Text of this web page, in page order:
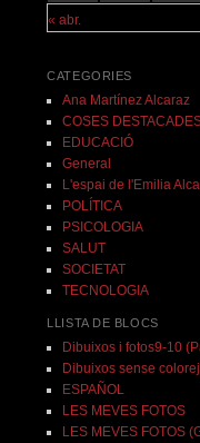
« abr.
CATEGORIES
Ana Martínez Alcaraz
COSES
EDUCACIÓ
General
L'espai de l'Emilia
POLÍTICA
PSICOLOGIA
SALUT
SOCIETAT
TECNOLOGIA
LLISTA DE BLOCS
Dibuixos i fotos9-10
Dibuixos sense
ESPAÑOL
LES MEVES FOTOS
LES MEVES FOTOS